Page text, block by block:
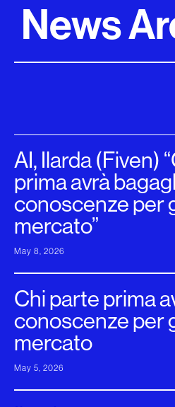
News
AI, Ilarda (Fiven)
prima avrà
conoscenze per
mercato”
May 8, 2026
Chi parte prima
conoscenze per
mercato
May 5, 2026